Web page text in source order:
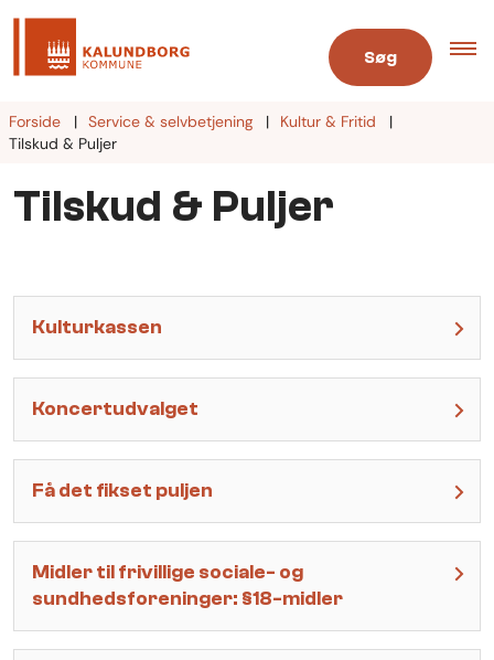
Søg
Forside Service & selvbetjening
Kultur & Fritid
Tilskud & Puljer
Tilskud & Puljer
Kulturkassen
Koncertudvalget
Få det fikset puljen
Midler til frivillige sociale- og
sundhedsforeninger: §18-midler